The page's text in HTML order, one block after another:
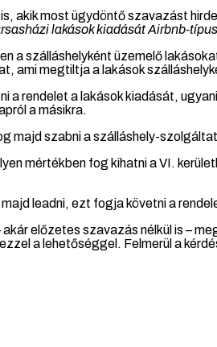
akik most ügydöntő szavazást
lakások kiadását Airbnb-
a szálláshelyként üzemelő
ami megtiltja a lakások
rendelet a lakások kiadását,
a másikra.
majd szabni a szálláshely-
mértékben fog kihatni a VI.
leadni, ezt fogja követni a
előzetes szavazás nélkül is –
a lehetőséggel. Felmerül a